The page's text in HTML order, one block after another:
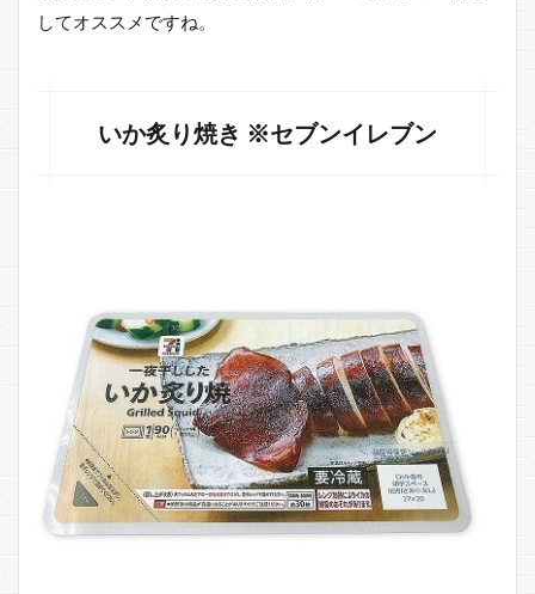
してオススメですね。
いか炙り焼き ※セブンイレブン